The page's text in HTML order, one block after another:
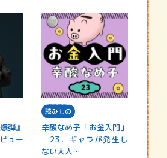
弾』
ュー
読みもの
辛酸なめ子「お金入門」
23．ギャラが発生し
ない大人…